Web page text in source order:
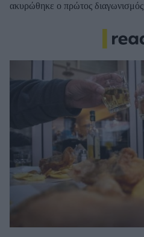
ακυρώθηκε ο πρώτος διαγωνισμός